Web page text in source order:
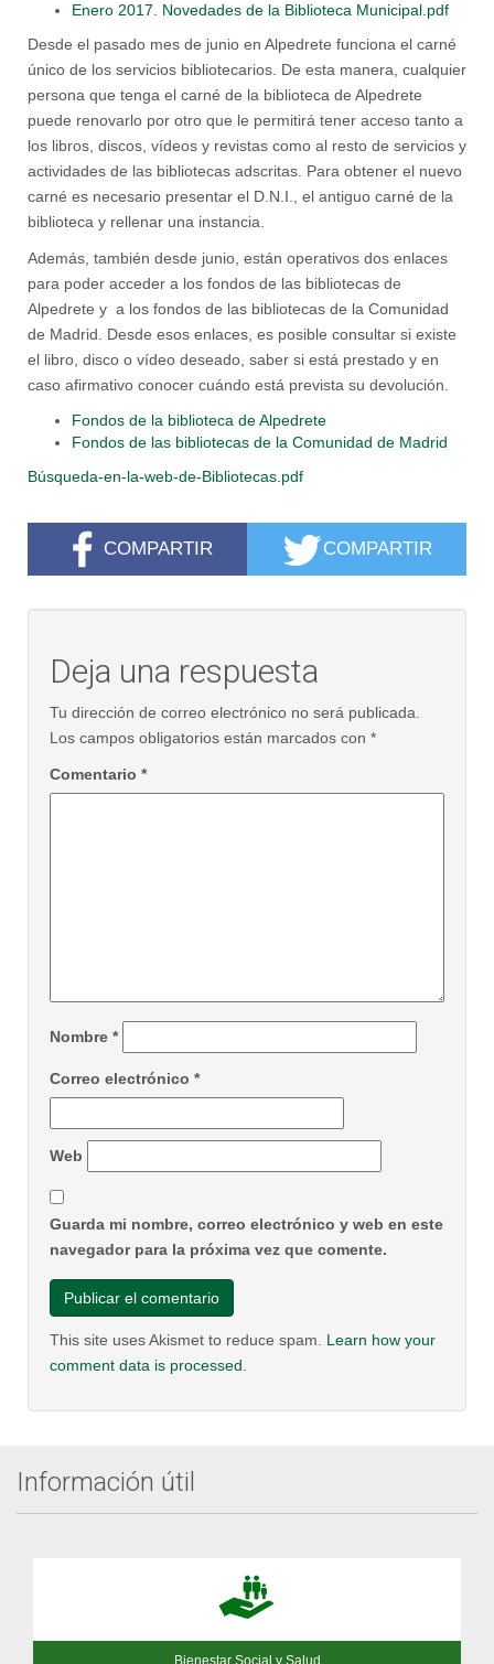
Enero 2017. Novedades de la Biblioteca Municipal.pdf
Desde el pasado mes de junio en Alpedrete funciona el carné
único de los servicios bibliotecarios. De esta manera, cualquier
persona que tenga el carné de la biblioteca de Alpedrete
puede renovarlo por otro que le permitirá tener acceso tanto a
los libros, discos, vídeos y revistas como al resto de servicios y
actividades de las bibliotecas adscritas. Para obtener el nuevo
carné es necesario presentar el D.N.I., el antiguo carné de la
biblioteca y rellenar una instancia.
Además, también desde junio, están operativos dos enlaces
para poder acceder a los fondos de las bibliotecas de
Alpedrete y a los fondos de las bibliotecas de la Comunidad
de Madrid. Desde esos enlaces, es posible consultar si existe
el libro, disco o vídeo deseado, saber si está prestado y en
caso afirmativo conocer cuándo está prevista su devolución.
Fondos de la biblioteca de Alpedrete
Fondos de las bibliotecas de la Comunidad de Madrid
Búsqueda-en-la-web-de-Bibliotecas.pdf
COMPARTIR COMPARTIR
Deja una respuesta
Tu dirección de correo electrónico no será publicada.
Los campos obligatorios están marcados con *
Comentario *
Nombre *
Correo electrónico *
Web
Guarda mi nombre, correo electrónico y web en este
navegador para la próxima vez que comente.
This site uses Akismet to reduce spam. Learn how your
comment data is processed
Información útil
Bienestar Social y Salud